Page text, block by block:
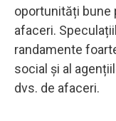
oportunități bune
afaceri.
randamente
social și al
dvs. de afaceri.